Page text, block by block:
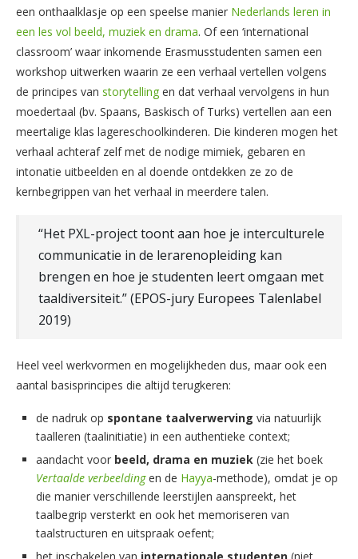
een onthaalklasje op een speelse manier Nederlands leren in
een les vol beeld, muziek en drama. Of een ‘international
classroom’ waar inkomende Erasmusstudenten samen een
workshop uitwerken waarin ze een verhaal vertellen volgens
de principes van storytelling en dat verhaal vervolgens in hun
moedertaal (bv. Spaans, Baskisch of Turks) vertellen aan een
meertalige klas lagereschoolkinderen. Die kinderen mogen het
verhaal achteraf zelf met de nodige mimiek, gebaren en
intonatie uitbeelden en al doende ontdekken ze zo de
kernbegrippen van het verhaal in meerdere talen.
“Het PXL-project toont aan hoe je interculturele
communicatie in de lerarenopleiding kan
brengen en hoe je studenten leert omgaan met
taaldiversiteit.” (EPOS-jury Europees Talenlabel
2019)
Heel veel werkvormen en mogelijkheden dus, maar ook een
aantal basisprincipes die altijd terugkeren:
de nadruk op spontane taalverwerving via natuurlijk
taalleren (taalinitiatie) in een authentieke context;
aandacht voor beeld, drama en muziek (zie het boek
Vertaalde verbeelding en de Hayya-methode), omdat je op
die manier verschillende leerstijlen aanspreekt, het
taalbegrip versterkt en ook het memoriseren van
taalstructuren en uitspraak oefent;